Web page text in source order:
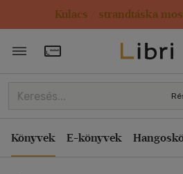
Kulacs / strandtáska
Törzsvásárlói Kártya
Könyvek E-könyvek